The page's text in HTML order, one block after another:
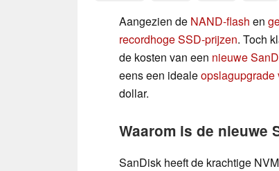
Aangezien de NAND-flash en
recordhoge SSD-prijzen. Toch
de kosten van een nieuwe
eens een idealeopslagupgrade
dollar.
Waarom is de nieuwe
SanDisk heeft de krachtige